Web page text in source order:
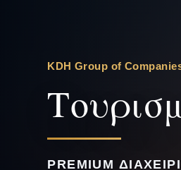
KDH Group of
PREMIUM